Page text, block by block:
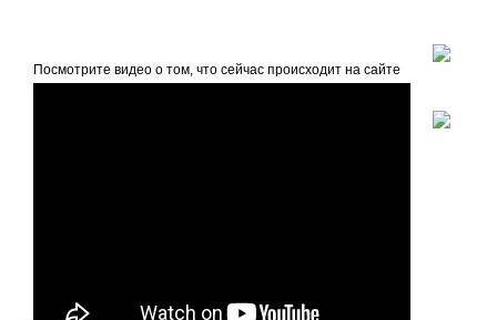
Посмотрите видео о том, что сейчас происходит на сайте